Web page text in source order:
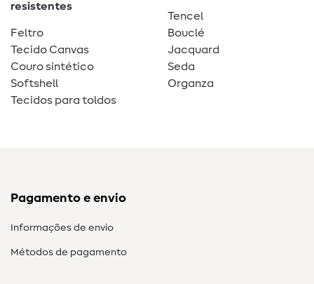
resistentes
Feltro
Tecido Canvas
Couro sintético
Softshell
Tecidos para toldos
Tencel
Bouclé
Jacquard
Seda
Organza
Pagamento e envio
Informações de envio
Métodos de pagamento